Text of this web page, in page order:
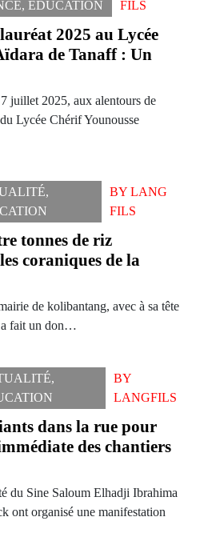
,ÉDUCATION FILS
2025 au Lycée
de Tanaff : Un
juillet 2025, aux alentours de
Lycée Chérif Younousse
,
BYLANG
FILS
tonnes de riz
coraniques de la
de kolibantang, avec à sa tête
a fait un don…
,
BY
LANGFILS
dans la rue pour
des chantiers
du Sine Saloum Elhadji Ibrahima
ont organisé une manifestation